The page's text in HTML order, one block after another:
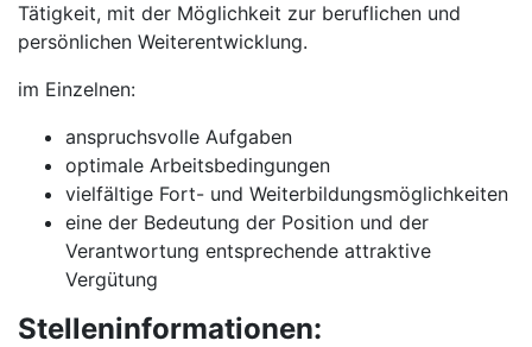
Tätigkeit, mit der Möglichkeit zur beruflichen und
persönlichen Weiterentwicklung.
im Einzelnen:
anspruchsvolle Aufgaben
optimale Arbeitsbedingungen
vielfältige Fort- und Weiterbildungsmöglichkeiten
eine der Bedeutung der Position und der
Verantwortung entsprechende attraktive
Vergütung
Stelleninformationen: